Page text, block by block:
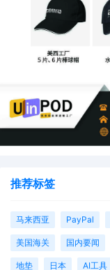
推荐标签
马来西亚 PayPal
美国海关 国内要闻
地垫 日本 AI工具